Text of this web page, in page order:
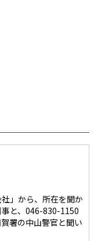
」から、所在を聞か
と、046-830-1150
署の中山警官と聞い